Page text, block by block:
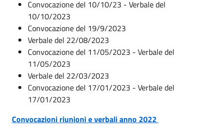
Convocazione del 10/10/23 - Verbale del
10/10/2023
Convocazione del 19/9/2023
Verbale del 22/08/2023
Convocazione del 11/05/2023 - Verbale del
11/05/2023
Verbale del 22/03/2023
Convocazione del 17/01/2023 - Verbale del
17/01/2023
Convocazioni riunioni e verbali anno 2022